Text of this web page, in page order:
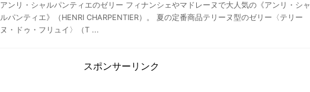
アンリ・シャルパンティエのゼリー フィナンシェやマドレーヌで大人気の《アンリ・シャ
ルパンティエ》（HENRI CHARPENTIER）。 夏の定番商品テリーヌ型のゼリー〈テリー
ヌ・ドゥ・フリュイ〉（T ...
スポンサーリンク